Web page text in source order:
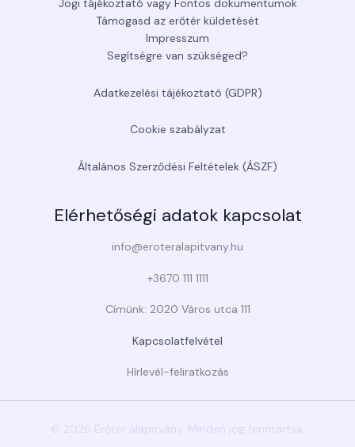
Jogi tájékoztató vagy Fontos dokumentumok
Támogasd az erőtér küldetését
Impresszum
Segítségre van szükséged?
Adatkezelési tájékoztató (GDPR)
Cookie szabályzat
Általános Szerződési Feltételek (ÁSZF)
Elérhetőségi adatok kapcsolat
info@eroteralapitvany.hu
+3670 111 1111
Címünk: 2020 Város utca 111
Kapcsolatfelvétel
Hírlevél-feliratkozás
© 2026 Erőtér alapítvány. Minden jog fenntartva.